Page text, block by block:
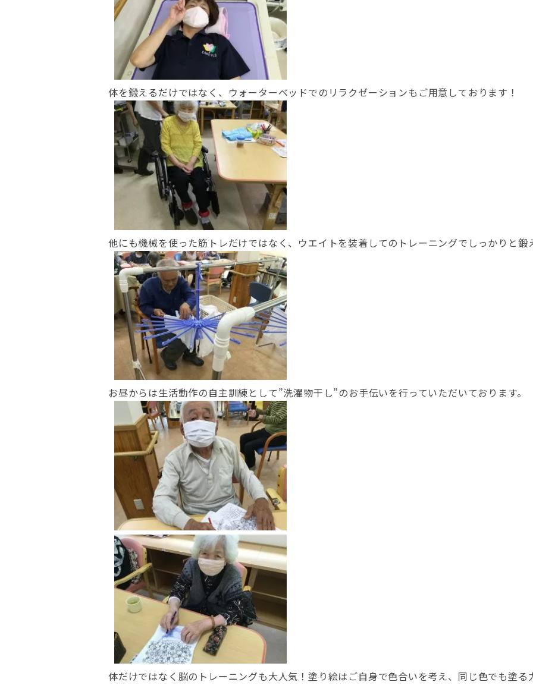
体を鍛えるだけではなく、ウォーターベッドでのリラクゼーションもご用意しております！
他にも機械を使った筋トレだけではなく、ウエイトを装着してのトレーニングでしっかりと鍛
お昼からは生活動作の自主訓練として”洗濯物干し”のお手伝いを行っていただいております。
体だけではなく脳のトレーニングも大人気！塗り絵はご自身で色合いを考え、同じ色でも塗